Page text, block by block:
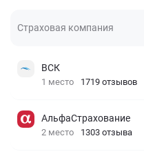
Страховая компания
ВСК
1 место 1719 отзывов
АльфаСтрахование
2 место 1303 отзыва